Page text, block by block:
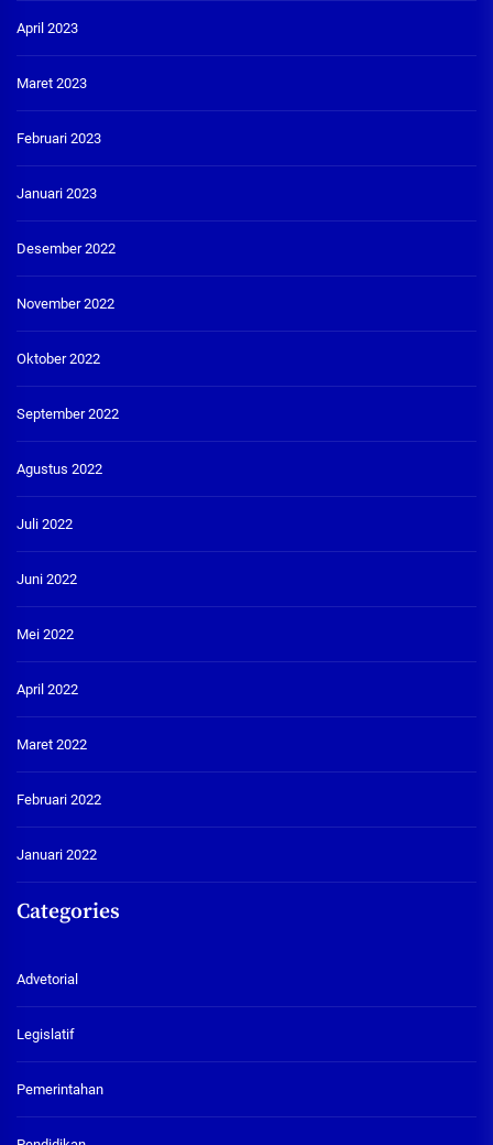
April 2023
Maret 2023
Februari 2023
Januari 2023
Desember 2022
November 2022
Oktober 2022
September 2022
Agustus 2022
Juli 2022
Juni 2022
Mei 2022
April 2022
Maret 2022
Februari 2022
Januari 2022
Categories
Advetorial
Legislatif
Pemerintahan